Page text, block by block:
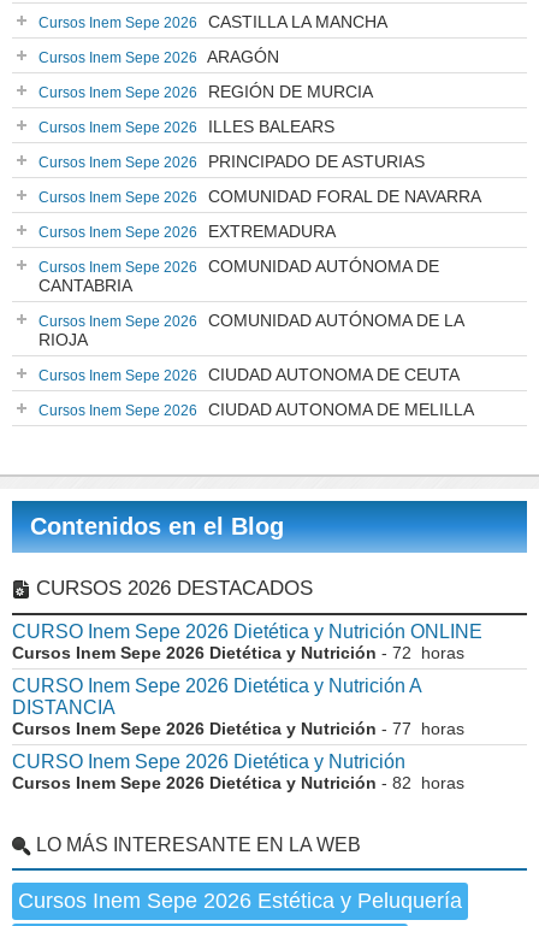
Cursos Inem Sepe 2026 CASTILLA LA MANCHA
Cursos Inem Sepe 2026 ARAGÓN
Cursos Inem Sepe 2026 REGIÓN DE MURCIA
Cursos Inem Sepe 2026 ILLES BALEARS
Cursos Inem Sepe 2026 PRINCIPADO DE ASTURIAS
Cursos Inem Sepe 2026 COMUNIDAD FORAL DE NAVARRA
Cursos Inem Sepe 2026 EXTREMADURA
Cursos Inem Sepe 2026
COMUNIDAD AUTÓNOMA DE
CANTABRIA
Cursos Inem Sepe 2026
COMUNIDAD AUTÓNOMA DE LA
RIOJA
Cursos Inem Sepe 2026 CIUDAD AUTONOMA DE CEUTA
Cursos Inem Sepe 2026 CIUDAD AUTONOMA DE MELILLA
Contenidos en el Blog
CURSOS 2026 DESTACADOS
CURSO Inem Sepe 2026 Dietética y Nutrición ONLINE
Cursos Inem Sepe 2026 Dietética y Nutrición - 72 horas
CURSO Inem Sepe 2026 Dietética y Nutrición A
DISTANCIA
Cursos Inem Sepe 2026 Dietética y Nutrición - 77 horas
CURSO Inem Sepe 2026 Dietética y Nutrición
Cursos Inem Sepe 2026 Dietética y Nutrición - 82 horas
LO MÁS INTERESANTE EN LA WEB
Cursos Inem Sepe 2026 Estética y Peluquería